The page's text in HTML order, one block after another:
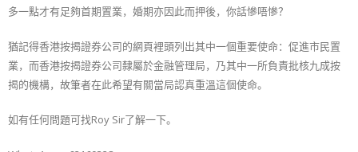
多一點才有足夠首期置業，婚期亦因此而押後，你話慘唔慘？
猶記得香港按揭證券公司的網頁裡頭列出其中一個重要使命：促進市民置
業，而香港按揭證券公司隸屬於金融管理局，乃其中一所負責批核九成按
揭的機構，故筆者在此希望有關當局認真重溫這個使命。
如有任何問題可找Roy Sir了解一下。